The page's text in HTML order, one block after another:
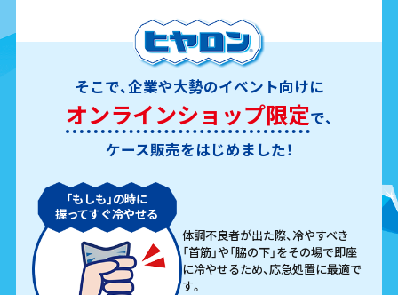
そこで、企業や大勢のイベント向けに
オンラインショップ限定で、
ケース販売をはじめました！
「もしも」の時に
握ってすぐ冷やせる
体調不良者が出た際、冷やすべき
「首筋」や「脇の下」をその場で即座
に冷やせるため、応急処置に最適で
す。